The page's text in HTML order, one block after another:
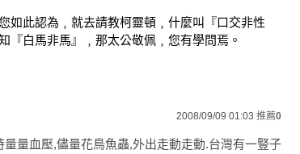
您如此認為﹐就去請教柯靈頓﹐什麼叫『口交非性
『白馬非馬』﹐那太公敬佩﹐您有學問焉。
2008/09/09 01:03 推薦0
量血壓,儘量花鳥魚蟲,外出走動走動.台灣有一豎子